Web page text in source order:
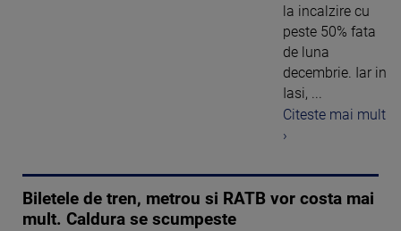
la incalzire cu
peste 50% fata
de luna
decembrie. Iar in
Iasi, ...
Citeste mai mult
›
Biletele de tren, metrou si RATB vor costa mai
mult. Caldura se scumpeste